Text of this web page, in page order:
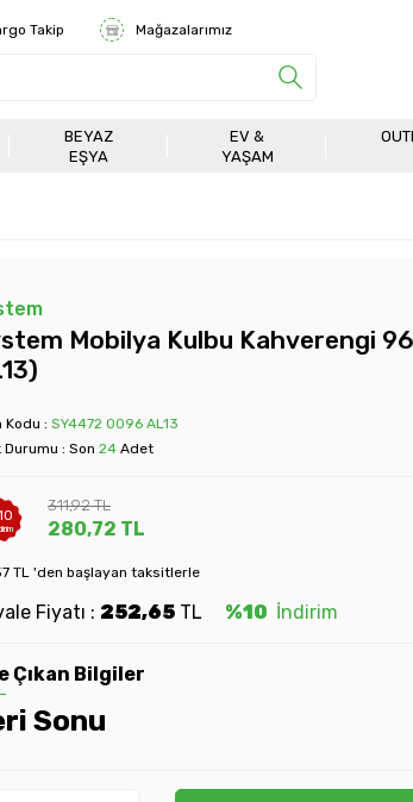
Takip Mağazalarımız
BEYAZ
EŞYA
EV &
YAŞAM
Mobilya Kulbu Kahverengi
Kodu : SY4472 0096 AL13
Durumu : Son 24 Adet
311,92TL
280,72 TL
TL 'den başlayan taksitlerle
Fiyatı : 252,65 TL %10 İndirim
Çıkan Bilgiler
Sonu